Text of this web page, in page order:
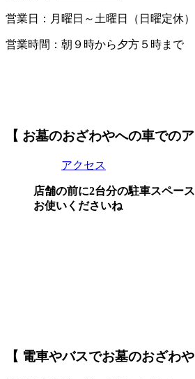
営業日：月曜日～土曜日（日曜
営業時間：朝９時から夕方５時まで
【 お墓のおざわやへの車での
アクセス
店舗の前に2台分の駐車スペー
お使いくださいね
【 電車やバスでお墓のおざわ